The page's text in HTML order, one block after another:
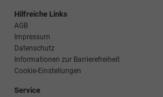
Hilfreiche Links
AGB
Impressum
Datenschutz
Informationen zur Barrierefreiheit
Cookie-Einstellungen
Service